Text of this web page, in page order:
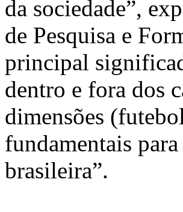
da sociedade”,
de Pesquisa e
principal
dentro e fora dos
dimensões
fundamentais
brasileira”.